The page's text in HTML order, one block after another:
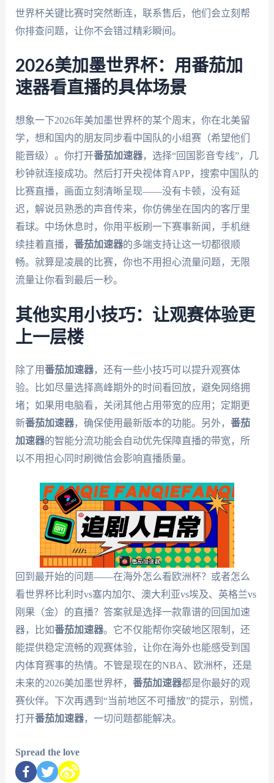
世界杯关键比赛时突然断连，联系售后，他们会立刻帮
你排查问题，让你不会错过精彩瞬间。
2026美加墨世界杯：用番茄加
速器看直播的具体场景
想象一下2026年美加墨世界杯的某个周末，你在北美留
学，想和国内的朋友同步看中国队的小组赛（希望他们
能晋级）。你打开番茄加速器，选择“回国影音专线”，几
秒钟就连接成功。然后打开央视体育APP，搜索中国队的
比赛直播，画面立刻清晰呈现——没有卡顿，没有延
迟，解说员熟悉的声音传来，你仿佛坐在国内的客厅里
看球。中场休息时，你用平板刷一下赛事新闻，手机继
续挂着直播， 番茄加速器的多端支持让这一切都很顺
畅。就算是凌晨的比赛，你也不用担心流量问题，无限
流量让你看到最后一秒。
其他实用小技巧：让观赛体验更
上一层楼
除了用番茄加速器，还有一些小技巧可以提升观赛体
验。比如尽量选择高峰期外的时间看回放，避免网络拥
堵；如果用电脑看，关闭其他占用带宽的应用；定期更
新番茄加速器，确保使用最新版本的功能。另外， 番茄
加速器的智能分流功能会自动优先保障直播的带宽，所
以不用担心同时刷微信会影响直播质量。
回到最开始的问题——在海外怎么看欧洲杯？或者怎么
看世界杯比利时vs塞内加尔、澳大利亚vs埃及、英格兰vs
刚果（金）的直播？答案就是选择一款靠谱的回国加速
器，比如番茄加速器。它不仅能帮你突破地区限制，还
能提供稳定流畅的观赛体验，让你在海外也能感受到国
内体育赛事的热情。不管是现在的NBA、欧洲杯，还是
未来的2026美加墨世界杯， 番茄加速器都是你最好的观
赛伙伴。下次再遇到“当前地区不可播放”的提示，别慌，
打开番茄加速器，一切问题都能解决。
Spread the love